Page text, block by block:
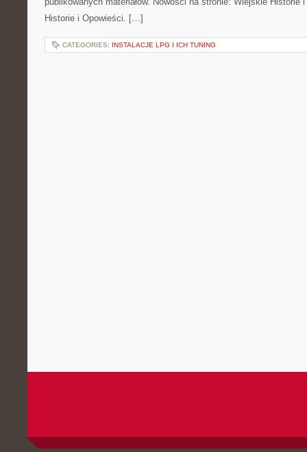
Historie i Opowieści. […]
CATEGORIES: INSTALACJE LPG I ICH TUNING